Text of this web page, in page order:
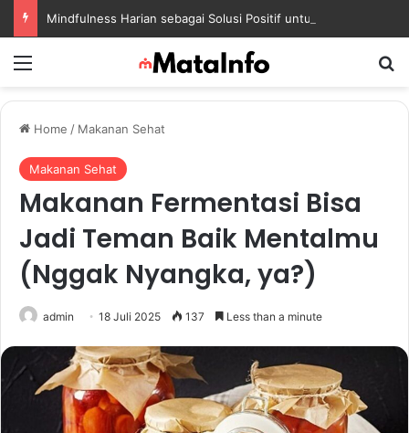
Home / Makanan Sehat
Makanan Sehat
Makanan Fermentasi Bisa
Jadi Teman Baik Mentalmu
(Nggak Nyangka, ya?)
admin 18 Juli 2025 137 Less than a minute